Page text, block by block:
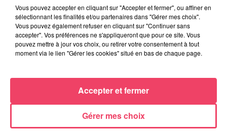
Sillé-le-Guillaume : une journée de courses au cœur de la forêt
Vous pouvez accepter en cliquant sur "Accepter et fermer", ou affiner en
sélectionnant les finalités et/ou partenaires dans "Gérer mes choix".
Vous pouvez également refuser en cliquant sur "Continuer sans
accepter". Vos préférences ne s'appliqueront que pour ce site. Vous
pouvez mettre à jour vos choix, ou retirer votre consentement à tout
moment via le lien "Gérer les cookies" situé en bas de chaque page.
Gérer mes choix
Accepter et fermer